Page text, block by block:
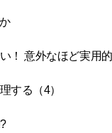
！ 意外なほど実用
する（4）